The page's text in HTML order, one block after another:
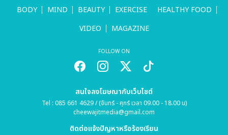
BODY MIND BEAUTY EXERCISE
HEALTHY FOOD
VIDEO
MAGAZINE
FOLLOW ON
สนใจลงโฆษณากับเว็บไซต์
Tel : 085 661 4629 / (จันทร์ - ศุกร์ เวลา 09.00 - 18.00 น)
cheewajitmedia@gmail.com
ติดต่อแจ้งปัญหาหรือร้องเรียน